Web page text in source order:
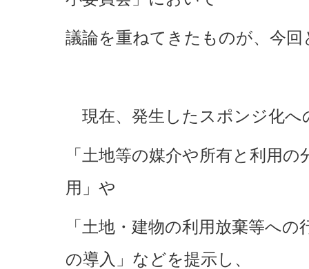
議論を重ねてきたものが、今
現在、発生したスポンジ化へ
「土地等の媒介や所有と利用
用」や
「土地・建物の利用放棄等へ
の導入」などを提示し、